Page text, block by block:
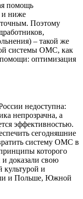
помощь
и ниже
Поэтому
– такой же
системы ОМС, как
оптимизация
недоступна:
непрозрачна, а
эффективностью.
сегодняшние
систему ОМС в
которого
доказали свою
культурой и
и Польше, Южной